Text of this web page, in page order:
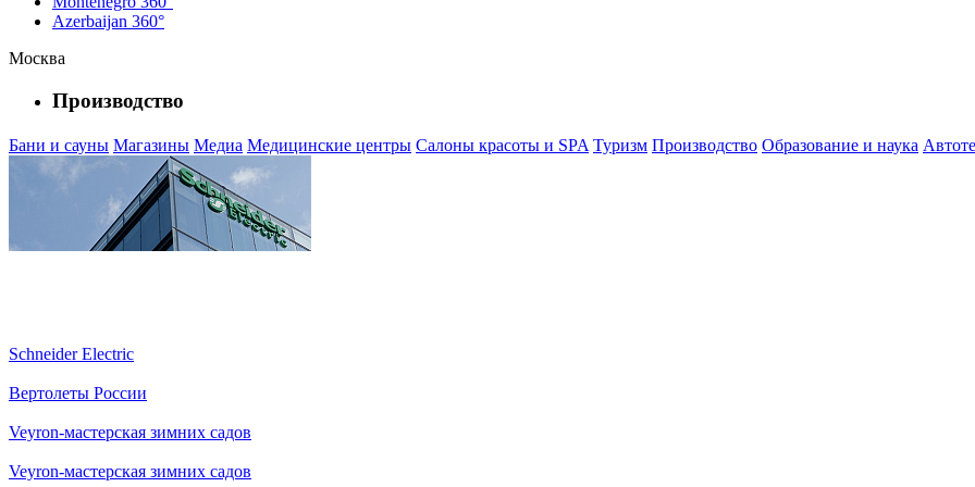
Azerbaijan 360°
Москва
Производство
Бани и сауны Магазины Медиа Медицинские центры Салоны красоты и SPA Туризм Производство Образование и наука
Schneider Electric
Вертолеты России
Veyron-мастерская зимних садов
Veyron-мастерская зимних садов